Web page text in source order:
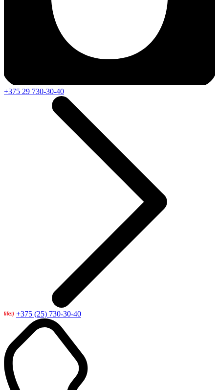
+375 29 730-30-40
+375 (25) 730-30-40